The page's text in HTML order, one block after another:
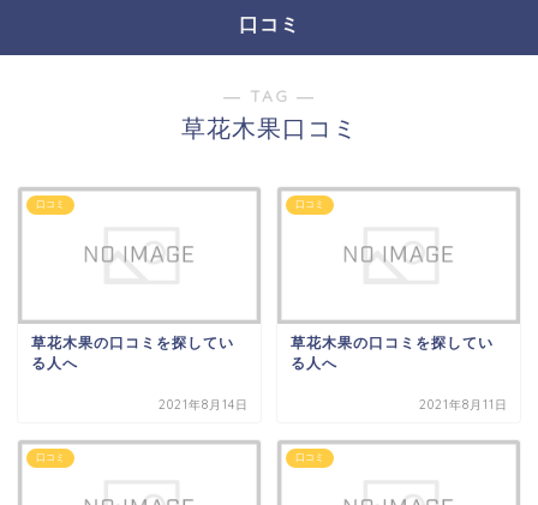
口コミ
― TAG ―
草花木果口コミ
口コミ
草花木果の口コミを探してい
る人へ
2021年8月14日
口コミ
草花木果の口コミを探してい
る人へ
2021年8月11日
口コミ 口コミ